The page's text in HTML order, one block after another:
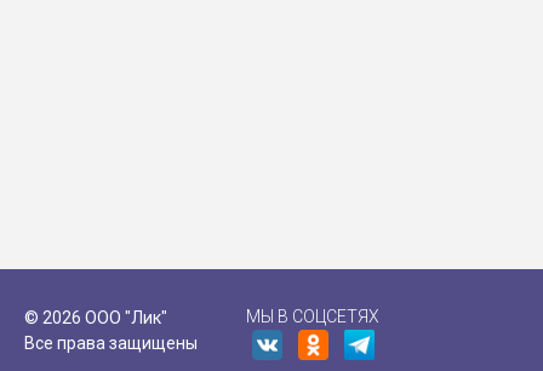
© 2026 ООО "Лик"
Все права защищены
МЫ В СОЦСЕТЯХ